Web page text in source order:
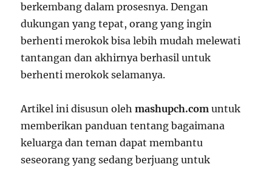
berkembang dalam prosesnya. Dengan
dukungan yang tepat, orang yang ingin
berhenti merokok bisa lebih mudah melewati
tantangan dan akhirnya berhasil untuk
berhenti merokok selamanya.
Artikel ini disusun olehmashupch.com untuk
memberikan panduan tentang bagaimana
keluarga dan teman dapat membantu
seseorang yang sedang berjuang untuk